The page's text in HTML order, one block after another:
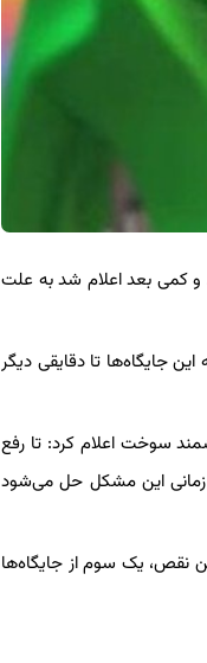
را متوقف کردند و کمی بعد اعلام شد به علت
جایگاه‌ها تا دقایقی دیگر
سوخت اعلام کرد: تا رفع
تا چه زمانی این مشکل حل می‌شود
نقص، یک سوم از جایگاه‌ها